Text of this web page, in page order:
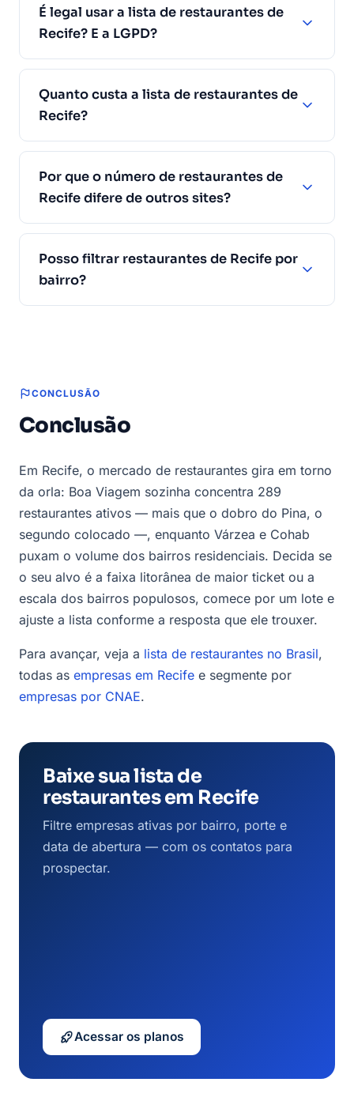
É legal usar a lista de restaurantes de
Recife? E a LGPD?
Quanto custa a lista de restaurantes de
Recife?
Por que o número de restaurantes de
Recife difere de outros sites?
Posso filtrar restaurantes de Recife por
bairro?
CONCLUSÃO
Conclusão
Em Recife, o mercado de restaurantes gira em torno
da orla: Boa Viagem sozinha concentra 289
restaurantes ativos — mais que o dobro do Pina, o
segundo colocado —, enquanto Várzea e Cohab
puxam o volume dos bairros residenciais. Decida se
o seu alvo é a faixa litorânea de maior ticket ou a
escala dos bairros populosos, comece por um lote e
ajuste a lista conforme a resposta que ele trouxer.
Para avançar, veja a lista de restaurantes no Brasil,
todas as empresas em Recife e segmente por
empresas por CNAE.
Baixe sua lista de
restaurantes em Recife
Filtre empresas ativas por bairro, porte e
data de abertura — com os contatos para
prospectar.
Acessar os planos